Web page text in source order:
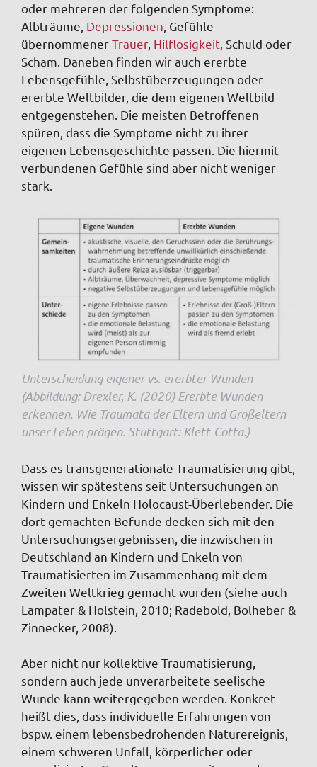
oder mehreren der folgenden Symptome:
Albträume, Depressionen , Gefühle
übernommenerTrauer, Hilflosigkeit, Schuld oder
Scham. Daneben finden wir auch ererbte
Lebensgefühle, Selbstüberzeugungen oder
ererbte Weltbilder, die dem eigenen Weltbild
entgegenstehen. Die meisten Betroffenen
spüren, dass die Symptome nicht zu ihrer
eigenen Lebensgeschichte passen. Die hiermit
verbundenen Gefühle sind aber nicht weniger
stark.
Unterscheidung eigener vs. ererbter Wunden
(Abbildung: Drexler, K. (2020) Ererbte Wunden
erkennen. Wie Traumata der Eltern und Großeltern
unser Leben prägen. Stuttgart: Klett-Cotta.)
Dass es transgenerationale Traumatisierung gibt,
wissen wir spätestens seit Untersuchungen an
Kindern und Enkeln Holocaust-Überlebender. Die
dort gemachten Befunde decken sich mit den
Untersuchungsergebnissen, die inzwischen in
Deutschland an Kindern und Enkeln von
Traumatisierten im Zusammenhang mit dem
Zweiten Weltkrieg gemacht wurden (siehe auch
Lampater & Holstein, 2010; Radebold, Bolheber &
Zinnecker, 2008).
Aber nicht nur kollektive Traumatisierung,
sondern auch jede unverarbeitete seelische
Wunde kann weitergegeben werden. Konkret
heißt dies, dass individuelle Erfahrungen von
bspw. einem lebensbedrohenden Naturereignis,
einem schweren Unfall, körperlicher oder